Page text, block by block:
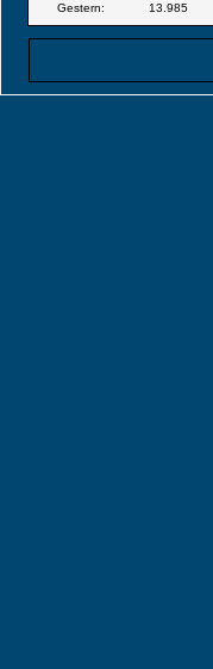
Gestern:
13.985